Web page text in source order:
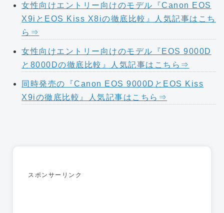
女性向けエントリー向けのモデル『Canon EOS
X9iとEOS Kiss X8iの徹底比較』人気記事はこち
ら⇒
女性向けエントリー向けのモデル『EOS 9000D
と8000Dの徹底比較』人気記事はこちら⇒
同時発売の『Canon EOS 9000DとEOS Kiss
X9iの徹底比較』人気記事はこちら⇒
スポンサーリンク